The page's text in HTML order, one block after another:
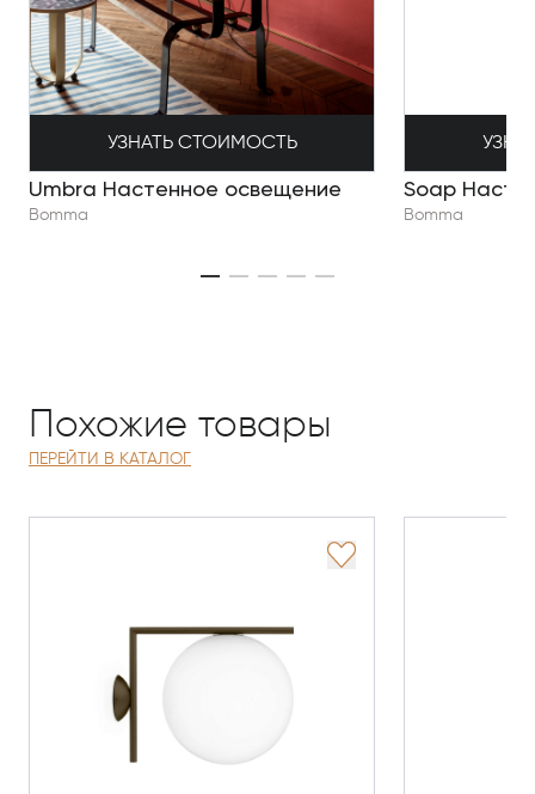
УЗНАТЬ СТОИМОСТЬ
Umbra Настенное освещение
Bomma
Soap
Bomma
Похожие товары
ПЕРЕЙТИ В КАТАЛОГ